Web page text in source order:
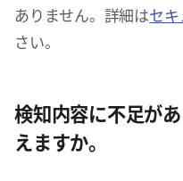
ありません。詳細はセ
さい。
検知内容に不足が
えますか。